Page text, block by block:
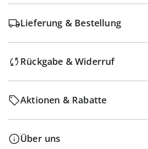
Lieferung & Bestellung
Rückgabe & Widerruf
Aktionen & Rabatte
Über uns